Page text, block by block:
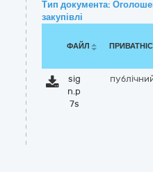
Тип документа:
закупівлі
ФАЙЛ
sig
n.p
7s